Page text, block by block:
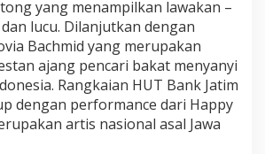
yang menampilkan lawakan –
lucu. Dilanjutkan dengan
Bachmid yang merupakan
ajang pencari bakat menyanyi
Rangkaian HUT Bank Jatim
dengan performance dari Happy
artis nasional asal Jawa